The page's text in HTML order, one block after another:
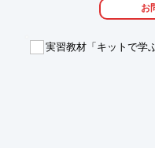
また、PowerPoint で設定
お
実習教材「キットで学